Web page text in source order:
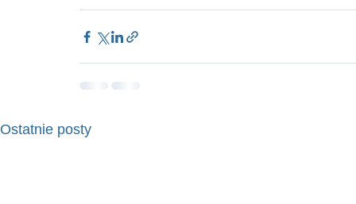
Ostatnie posty